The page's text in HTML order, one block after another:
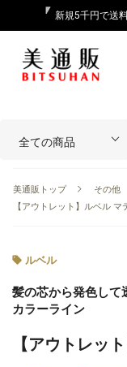
新規5千円で送
美通販トップ その他
【アウトレット】ルベル マ
ルベル
髪の芯から発色して
カラーライン
【アウトレッ